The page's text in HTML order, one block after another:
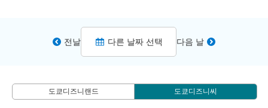
전날 다른 날짜 선택 다음 날
도쿄디즈니랜드 도쿄디즈니씨